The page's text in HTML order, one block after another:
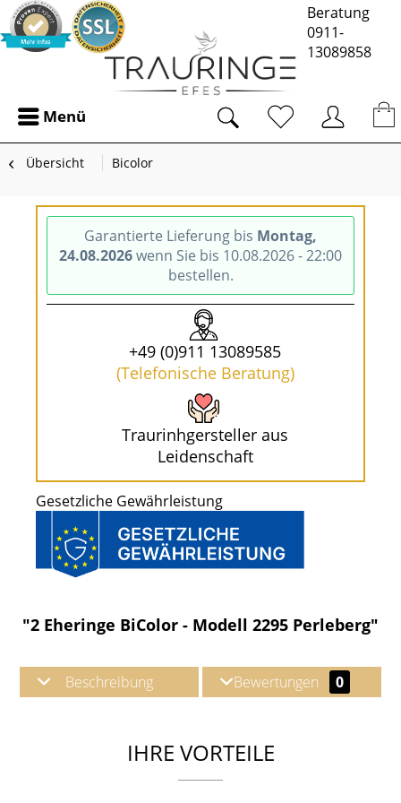
Beratung
0911-
13089858
Menü
Übersicht Bicolor
Garantierte Lieferung bis Montag,
24.08.2026wenn Sie bis 10.08.2026 - 22:00
bestellen.
+49 (0)911 13089585
(Telefonische Beratung)
Traurinhgersteller aus
Leidenschaft
Gesetzliche Gewährleistung
"2 Eheringe BiColor - Modell 2295 Perleberg"
Beschreibung Bewertungen 0
IHRE VORTEILE